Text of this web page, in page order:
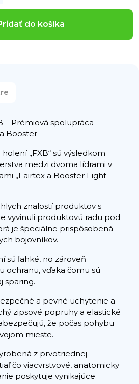
do košíka
– Prémiová spolupráca
Booster
„FXB“ sú výsledkom
medzi dvoma lídrami v
„Fairtex a Booster Fight
znalostí produktov s
vyvinuli produktovú radu pod
je špeciálne prispôsobená
bojovníkov.
sú ľahké, no zároveň
ochranu, vďaka čomu sú
sparing.
a pevné uchytenie a
zipsové popruhy a elastické
že počas pohybu
mieste.
z prvotriednej
čo viacvrstvové, anatomicky
poskytuje vynikajúce